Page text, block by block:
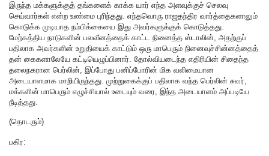
இருந்த மக்களுக்குத் தங்களைக் காக்க யார் எந்த அளவுக்குச் செலவு
செய்வார்கள் என்ற உண்மை புரிந்தது. எந்தவொரு ராஜதந்திர வார்த்தைகளாலும்
கொடுக்க முடியாத நம்பிக்கையை இது அவர்களுக்குக் கொடுத்தது.
மேற்கத்திய நாடுகளின் பலவீனத்தைக் காட்ட நினைத்த ஸ்டாலின், அதற்குப்
பதிலாக அவர்களின் உறுதியைக் காட்டும் ஒரு மாபெரும் நினைவுச்சின்னத்தைத்
தன் கைகளாலேயே கட்டியெழுப்பினார். தோல்வியடைந்த எதிரியின் சிதைந்த
தலைநகரான பெர்லின், இப்போது பனிப்போரின் மிக வலிமையான
அடையாளமாக மாறியிருந்தது. முற்றுகைக்குப் பதிலாக வந்த பெர்லின் சுவர்,
மக்களின் மாபெரும் எழுச்சியால் உடையும் வரை, இந்த அடையாளம் அப்படியே
நீடித்தது.
(தொடரும்)
பகிர: